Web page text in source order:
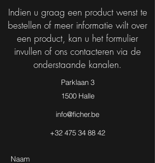
Indien u graag een product wenst te
bestellen of meer informatie wilt over
een product, kan u het formulier
invullen of ons contacteren via de
onderstaande kanalen.
Parklaan 3
1500 Halle
info@ficher.be
+32 475 34 88 42